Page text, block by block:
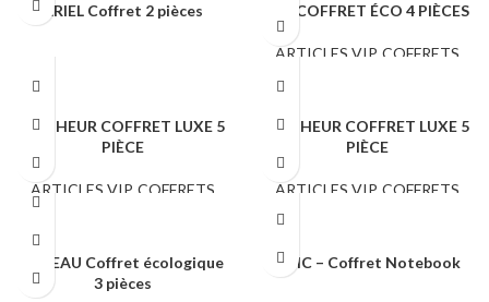
ARIEL Coffret 2 pièces BIO COFFRET ÉCO 4 PIÈCES
ARTICLES VIP, COFFRETS
BONHEUR COFFRET LUXE 5
PIÈCE
ARTICLES VIP, COFFRETS
BONHEUR COFFRET LUXE 5
PIÈCE
ARTICLES VIP, COFFRETS
BUREAU Coffret écologique
3 pièces
CHIC – Coffret Notebook